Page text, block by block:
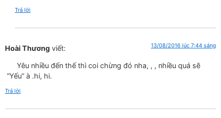
Trả lời
Hoài Thương viết: 13/08/2016 lúc 7:44 sáng
Yêu nhiều đến thế thì coi chừng đó nha, , , nhiều quá sẽ
“Yếu” à .hi, hi.
Trả lời